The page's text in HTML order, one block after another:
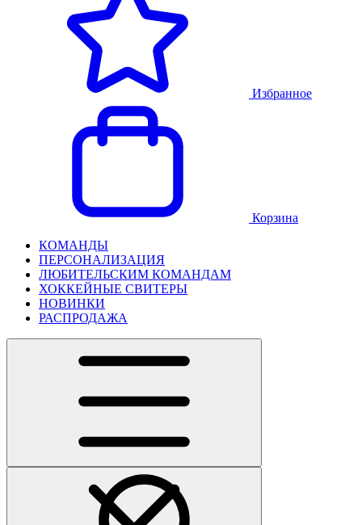
Избранное
Корзина
КОМАНДЫ
ПЕРСОНАЛИЗАЦИЯ
ЛЮБИТЕЛЬСКИМ КОМАНДАМ
ХОККЕЙНЫЕ СВИТЕРЫ
НОВИНКИ
РАСПРОДАЖА